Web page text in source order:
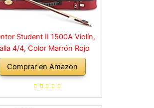
Student II 1500A Violín,
4/4, Color Marrón Rojo
Comprar en Amazon